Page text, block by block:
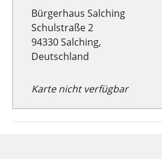
Bürgerhaus Salching
Schulstraße 2
94330 Salching,
Deutschland
Karte nicht verfügbar